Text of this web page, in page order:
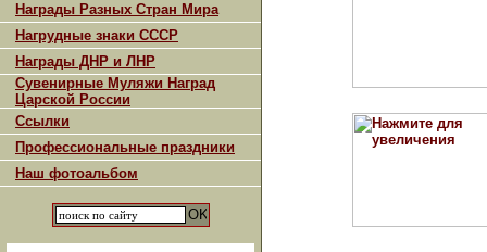
Награды Разных Стран Мира
Нагрудные знаки СССР
Награды ДНР и ЛНР
Сувенирные Муляжи Наград
Царской России
Ссылки
Профессиональные праздники
Наш фотоальбом